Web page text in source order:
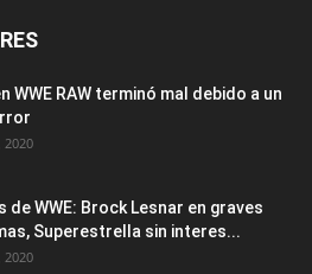
WWE RAW terminó mal debido a un
2020
de WWE: Brock Lesnar en graves
Superestrella sin interes...
2020